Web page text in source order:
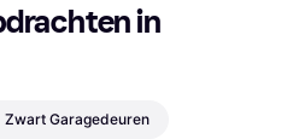
in
Zwart Garagedeuren